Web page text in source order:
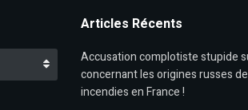
Articles Récents
Accusation complotiste stupide
concernant les origines russes
incendies en France !